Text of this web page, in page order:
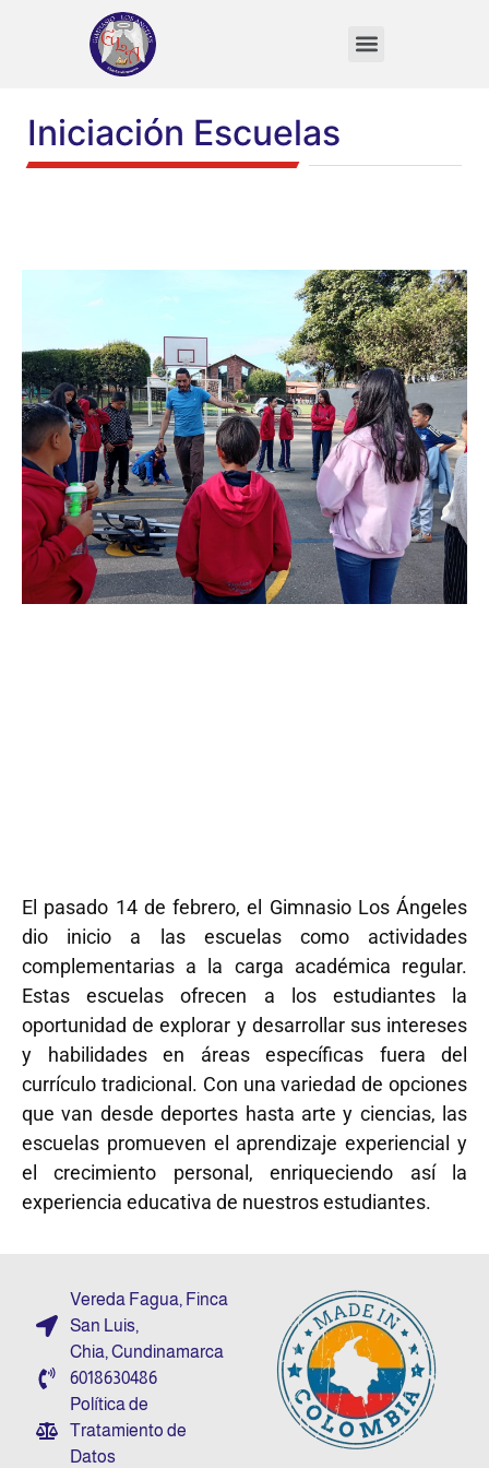
Iniciación Escuelas
El pasado 14 de febrero, el Gimnasio Los Ángeles
dio inicio a las escuelas como actividades
complementarias a la carga académica regular.
Estas escuelas ofrecen a los estudiantes la
oportunidad de explorar y desarrollar sus intereses
y habilidades en áreas específicas fuera del
currículo tradicional. Con una variedad de opciones
que van desde deportes hasta arte y ciencias, las
escuelas promueven el aprendizaje experiencial y
el crecimiento personal, enriqueciendo así la
experiencia educativa de nuestros estudiantes.
Vereda Fagua, Finca
San Luis,
Chia, Cundinamarca
6018630486
Política de
Tratamiento de
Datos